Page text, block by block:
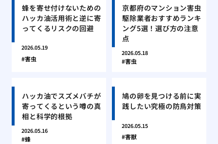
蜂を寄せ付けないための
ハッカ油活用術と逆に寄
ってくるリスクの回避
2026.05.19
害虫
京都府のマンション害虫
駆除業者おすすめランキ
ング5選！選び方の注意
点
2026.05.18
害虫
ハッカ油でスズメバチが
寄ってくるという噂の真
相と科学的根拠
2026.05.16
蜂
鳩の卵を見つける前に実
践したい究極の防鳥対策
2026.05.15
害獣